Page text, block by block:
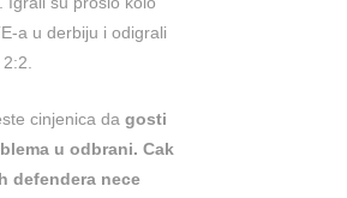
a u derbiju i odigrali
cinjenica da gosti
u odbrani. Cak
defendera nece